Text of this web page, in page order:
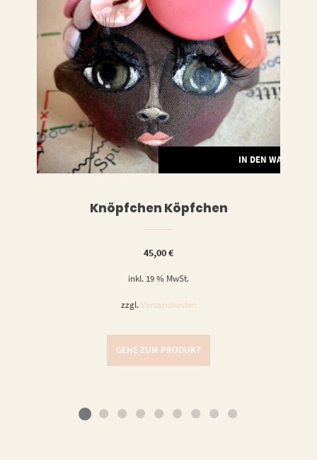
IN DEN
Knöpfchen Köpfchen
45,00€
inkl. 19 % MwSt.
zzgl. Versandkosten
GEHE ZUM PRODUKT